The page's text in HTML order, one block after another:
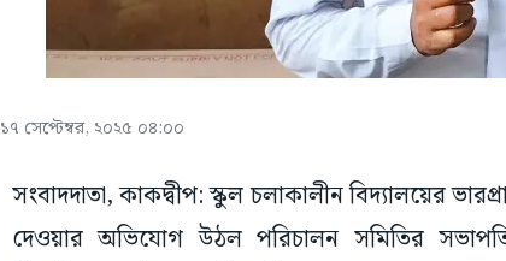
১৭ সেপ্টেম্বর, ২০২৫ ০৪:০০
সংবাদদাতা, কাকদ্বীপ: স্কুল চলাকালীন বিদ্যালয়ের
দেওয়ার অভিযোগ উঠল পরিচালন সমিতির